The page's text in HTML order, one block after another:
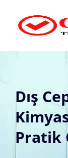
content
Dış
Pratik